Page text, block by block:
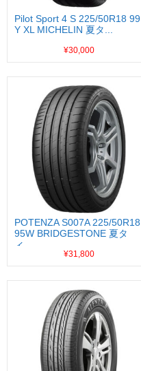
Pilot Sport 4 S 225/50R18 99
Y XL MICHELIN 夏タ...
¥30,000
POTENZA S007A 225/50R18
95W BRIDGESTONE 夏タ
イ...
¥31,800